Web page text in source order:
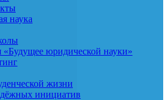
наука
«Будущее юридической науки»
жизни
инициатив